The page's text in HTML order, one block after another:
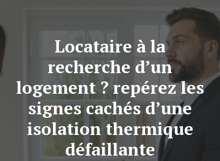
Locataire à la
recherche d’un
logement ? repérez les
signes cachés d’une
isolation thermique
défaillante